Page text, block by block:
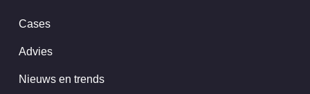
Cases
Advies
Nieuws en trends